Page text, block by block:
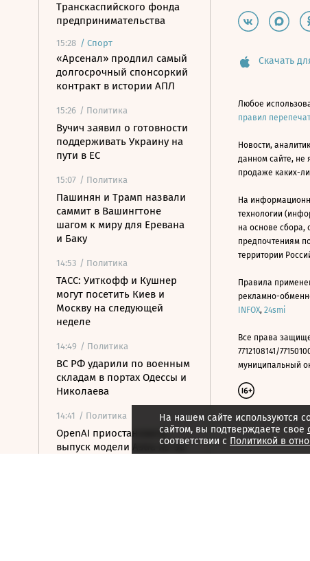
Транскаспийского фонда
предпринимательства
15:28 / Спорт
«Арсенал» продлил самый
долгосрочный спонсоркий
контракт в истории АПЛ
15:26 / Политика
Вучич заявил о готовности
поддерживать Украину на
пути в ЕС
15:07 / Политика
Пашинян и Трамп назвали
саммит в Вашингтоне
шагом к миру для Еревана
и Баку
14:53 / Политика
ТАСС: Уиткофф и Кушнер
могут посетить Киев и
Москву на следующей
неделе
14:49 / Политика
ВС РФ ударили по военным
складам в портах Одессы и
Николаева
14:41 / Политика
OpenAI приостановила
выпуск модели Astra из-за
На нашем сайте используются
сайтом, вы подтверждаете свое
соответствии с Политикой в
Скачать
Любое
правил
Новости,
данном сайте, не
продаже каких-
На
технологии
на основе сбора,
предпочтениям
территории
Правила
рекламно-
INFOX, 24smi
Все права
7712108141/
муниципальный